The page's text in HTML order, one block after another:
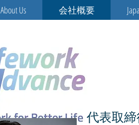
About Us 会社概要
代表取